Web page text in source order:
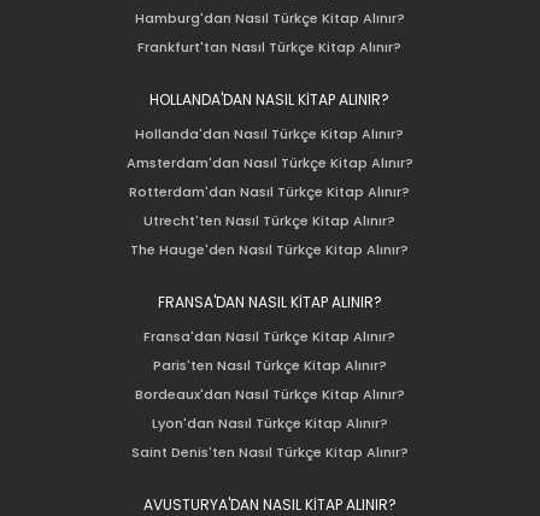
Hamburg'dan Nasıl Türkçe Kitap Alınır?
Frankfurt'tan Nasıl Türkçe Kitap Alınır?
HOLLANDA'DAN NASIL KİTAP ALINIR?
Hollanda'dan Nasıl Türkçe Kitap Alınır?
Amsterdam'dan Nasıl Türkçe Kitap Alınır?
Rotterdam'dan Nasıl Türkçe Kitap Alınır?
Utrecht'ten Nasıl Türkçe Kitap Alınır?
The Hauge'den Nasıl Türkçe Kitap Alınır?
FRANSA'DAN NASIL KİTAP ALINIR?
Fransa'dan Nasıl Türkçe Kitap Alınır?
Paris'ten Nasıl Türkçe Kitap Alınır?
Bordeaux'dan Nasıl Türkçe Kitap Alınır?
Lyon'dan Nasıl Türkçe Kitap Alınır?
Saint Denis'ten Nasıl Türkçe Kitap Alınır?
AVUSTURYA'DAN NASIL KİTAP ALINIR?